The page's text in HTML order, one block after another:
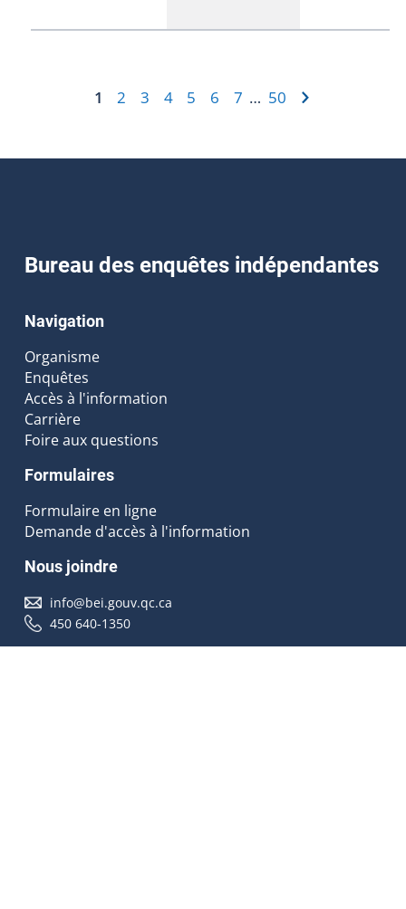
1 2 3 4 5 6 7 … 50
Bureau des enquêtes indépendantes
Navigation
Organisme
Enquêtes
Accès à l'information
Carrière
Foire aux questions
Formulaires
Formulaire en ligne
Demande d'accès à l'information
Nous joindre
info@bei.gouv.qc.ca
450 640-1350